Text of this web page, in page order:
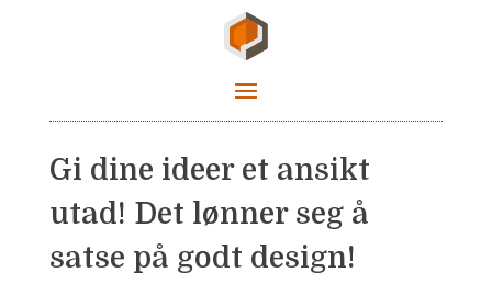
Gi dine ideer et ansikt
utad! Det lønner seg å
satse på godt design!